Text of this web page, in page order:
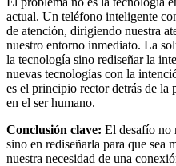
actual. Un teléfono inteligente
de atención, dirigiendo nuestra
nuestro entorno inmediato. La
la tecnología sino rediseñar la
nuevas tecnologías con la
es el principio rector detrás de la
en el ser humano.
Conclusión clave: El desafío no
sino en rediseñarla para que sea
nuestra necesidad de una